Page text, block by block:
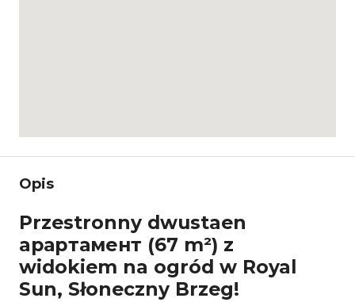
Opis
Przestronny dwustaen
apартамент (67 m²) z
widokiem na ogród w Royal
Sun, Słoneczny Brzeg!